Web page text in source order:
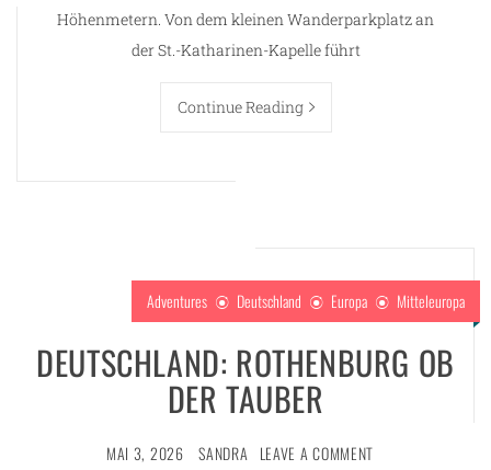
Höhenmetern. Von dem kleinen Wanderparkplatz an
der St.-Katharinen-Kapelle führt
Continue Reading
Adventures Deutschland Europa Mitteleuropa
DEUTSCHLAND: ROTHENBURG OB
DER TAUBER
MAI 3, 2026 SANDRA LEAVE A COMMENT